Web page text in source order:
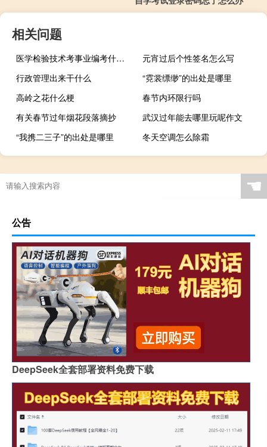
相关问题
医学检验技术考事业编考什么内容
元宵过后个性签名怎么写
行政管理出来干什么
“霓裳缥缈”的出处是哪里
高岭之花什么梗
春节内环限行吗
有关春节过年烟花段落摘抄
武汉过年能去哪里玩呢作文
“我携二三子”的出处是哪里
冬天空调怎么除霜
☚
公告
DeepSeek全套部署资料免费下载